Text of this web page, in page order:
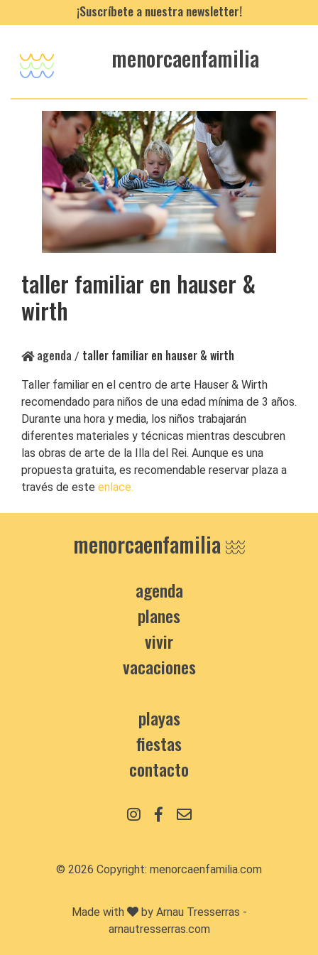
¡Suscríbete a nuestra newsletter!
menorcaenfamilia
taller familiar en hauser &
wirth
agenda / taller familiar en hauser & wirth
Taller familiar en el centro de arte Hauser & Wirth
recomendado para niños de una edad mínima de 3 años.
Durante una hora y media, los niños trabajarán
diferentes materiales y técnicas mientras descubren
las obras de arte de la Illa del Rei. Aunque es una
propuesta gratuita, es recomendable reservar plaza a
través de este enlace.
menorcaenfamilia
agenda
planes
vivir
vacaciones
playas
fiestas
contacto
© 2026 Copyright: menorcaenfamilia.com
Made with
by Arnau Tresserras -
arnautresserras.com